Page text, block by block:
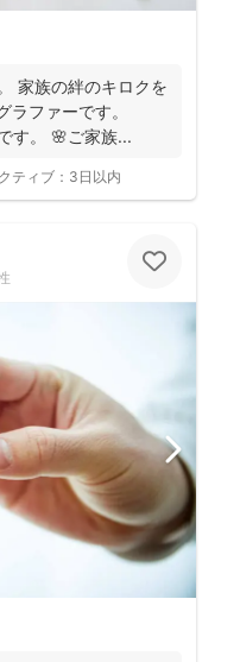
家族の絆のキロクを
ラファーです。
す。 🌸ご家族...
ティブ： 3日以内